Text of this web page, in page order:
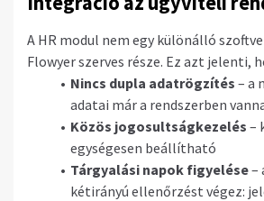
A HR modul nem egy különálló
Flowyer szerves része. Ez azt jelenti,
Nincs dupla adatrögzítés – a
adatai már a rendszerben
Közös jogosultságkezelés –
egységesen beállítható
Tárgyalási napok figyelése–
kétirányú ellenőrzést végez: